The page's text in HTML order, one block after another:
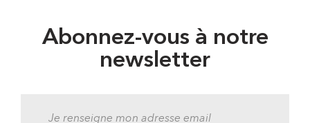
Abonnez-vous à notre
newsletter